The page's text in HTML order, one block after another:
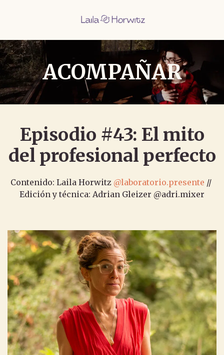
ACOMPAÑAR
Episodio #43: El mito
del profesional perfecto
Contenido: Laila Horwitz @laboratorio.presente //
Edición y técnica: Adrian Gleizer @adri.mixer